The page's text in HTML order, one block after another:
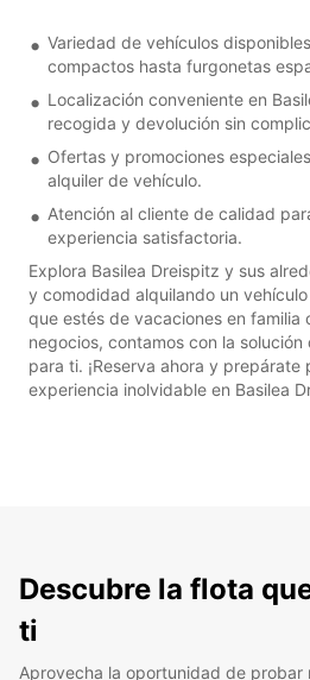
Variedad de vehículos
compactos hasta furgonetas
Localización conveniente en
recogida y devolución sin
Ofertas y promociones
alquiler de vehículo.
Atención al cliente de calidad
experiencia satisfactoria.
Explora Basilea Dreispitz y sus
y comodidad alquilando un vehículo
que estés de vacaciones en familia
negocios, contamos con la
para ti. ¡Reserva ahora y prepárate
experiencia inolvidable en Basilea
Descubre la flota
ti
Aprovecha la oportunidad de probar